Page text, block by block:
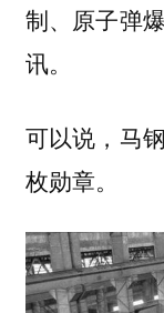
制、原子弹
讯。
可以说，马
枚勋章。